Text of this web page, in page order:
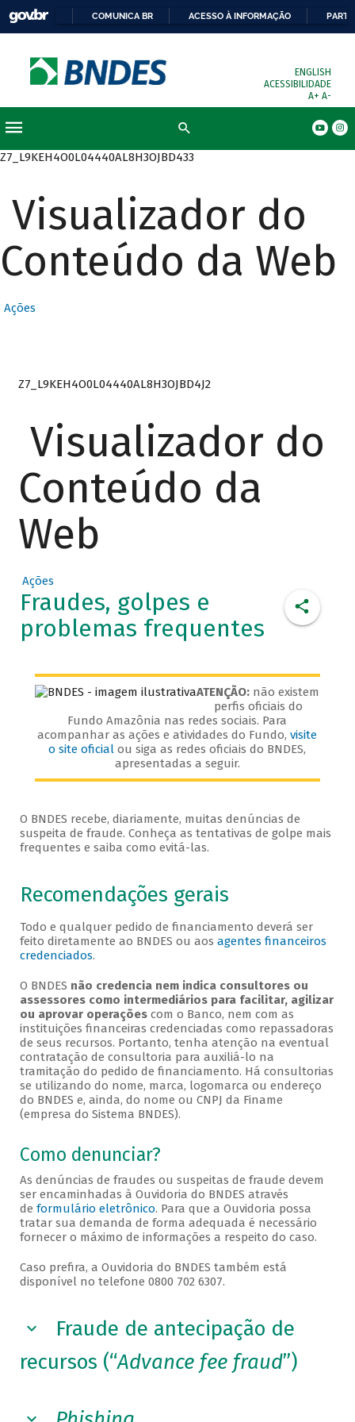
COMUNICA BR ACESSO À INFORMAÇÃO
ENGLISH
ACESSIBILIDADE
A+ A-
Z7_L9KEH4O0L04440AL8H3OJBD433
Visualizador do
Conteúdo da Web
Ações
Z7_L9KEH4O0L04440AL8H3OJBD4J2
Visualizador do
Conteúdo da
Web
Ações
Fraudes, golpes e
problemas frequentes
ATENÇÃO: não existem
perfis oficiais do
Fundo Amazônia nas redes sociais. Para
acompanhar as ações e atividades do Fundo,visite
o site oficial ou siga as redes oficiais do BNDES,
apresentadas a seguir.
O BNDES recebe, diariamente, muitas denúncias de
suspeita de fraude. Conheça as tentativas de golpe mais
frequentes e saiba como evitá-las.
Recomendações gerais
Todo e qualquer pedido de financiamento deverá ser
feito diretamente ao BNDES ou aos agentes financeiros
credenciados.
O BNDES não credencia nem indica consultores ou
assessores como intermediários para facilitar, agilizar
ou aprovar operaçõescom o Banco, nem com as
instituições financeiras credenciadas como repassadoras
de seus recursos. Portanto, tenha atenção na eventual
contratação de consultoria para auxiliá-lo na
tramitação do pedido de financiamento. Há consultorias
se utilizando do nome, marca, logomarca ou endereço
do BNDES e, ainda, do nome ou CNPJ da Finame
(empresa do Sistema BNDES).
Como denunciar?
As denúncias de fraudes ou suspeitas de fraude devem
ser encaminhadas à Ouvidoria do BNDES através
de formulário eletrônico. Para que a Ouvidoria possa
tratar sua demanda de forma adequada é necessário
fornecer o máximo de informações a respeito do caso.
Caso prefira, a Ouvidoria do BNDES também está
disponível no telefone 0800 702 6307.
Fraude de antecipação de
recursos (“Advance fee fraud”)